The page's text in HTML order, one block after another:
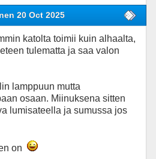
20 Oct 2025
katolta toimii kuin alhaalta,
tulematta ja saa valon
lamppuun mutta
osaan. Miinuksena sitten
lumisateella ja sumussa jos
on